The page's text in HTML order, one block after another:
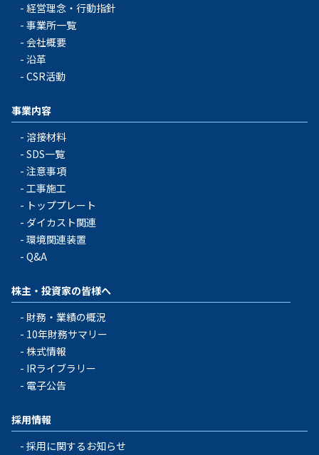
経営理念・行動指針
事業所一覧
会社概要
沿革
CSR活動
事業内容
溶接材料
SDS一覧
注意事項
工事施工
トッププレート
ダイカスト関連
環境関連装置
Q&A
株主・投資家の皆様へ
財務・業績の概況
10年財務サマリー
株式情報
IRライブラリー
電子公告
採用情報
採用に関するお知らせ